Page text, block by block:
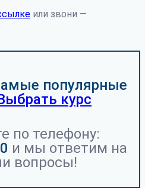
или звони —
популярные
курс
по телефону:
и мы ответим на
вопросы!